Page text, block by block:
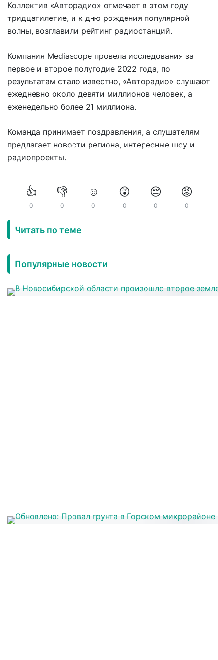
Коллектив «Авторадио» отмечает в этом году
тридцатилетие, и к дню рождения популярной
волны, возглавили рейтинг радиостанций.
Компания Mediascope провела исследования за
первое и второе полугодие 2022 года, по
результатам стало известно, «Авторадио» слушают
ежедневно около девяти миллионов человек, а
еженедельно более 21 миллиона.
Команда принимает поздравления, а слушателям
предлагает новости региона, интересные шоу и
радиопроекты.
👍
0
👎
0
☺️
0
😲
0
😔
0
😡
0
Читать по теме
Популярные новости